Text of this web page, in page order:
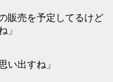
販売を予定してるけど
」
い出すね」